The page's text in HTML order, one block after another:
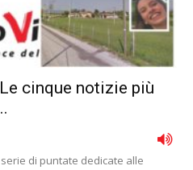
cinque notizie più
di puntate dedicate alle